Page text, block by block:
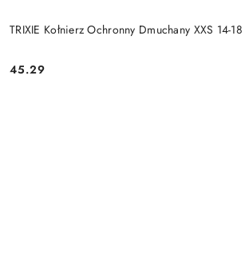
TRIXIE Kołnierz Ochronny Dmuchany XXS 14-
Cena:
45.29